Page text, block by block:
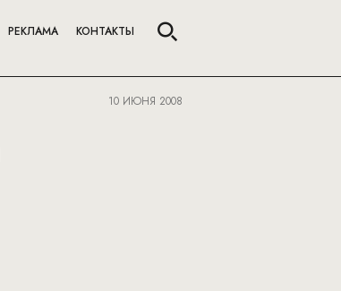
РЕКЛАМА КОНТАКТЫ
10 ИЮНЯ 2008